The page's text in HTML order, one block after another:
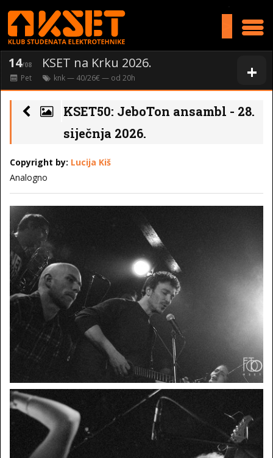
+
14/08 KSET na Krku 2026.
Pet knk— 40/26€ — od 20h
KSET50: JeboTon ansambl - 28.
siječnja 2026.
Copyright by: Lucija Kiš
Analogno